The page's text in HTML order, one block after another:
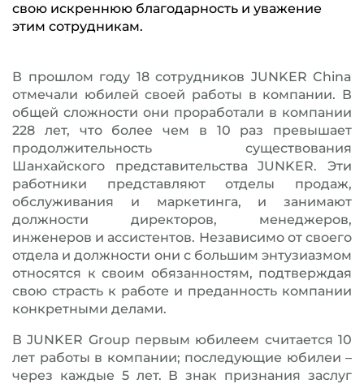
свою искреннюю благодарность и уважение
этим сотрудникам.
В прошлом году 18 сотрудников JUNKER China
отмечали юбилей своей работы в компании. В
общей сложности они проработали в компании
228 лет, что более чем в 10 раз превышает
продолжительность существования
Шанхайского представительства JUNKER. Эти
работники представляют отделы продаж,
обслуживания и маркетинга, и занимают
должности директоров, менеджеров,
инженеров и ассистентов. Независимо от своего
отдела и должности они с большим энтузиазмом
относятся к своим обязанностям, подтверждая
свою страсть к работе и преданность компании
конкретными делами.
В JUNKER Group первым юбилеем считается 10
лет работы в компании; последующие юбилеи –
через каждые 5 лет. В знак признания заслуг